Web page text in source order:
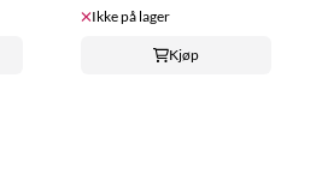
Ikke på lager
Kjøp